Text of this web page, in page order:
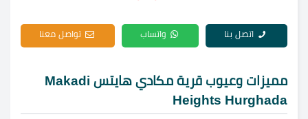
اتصل بنا واتساب تواصل معنا
مميزات وعيوب قرية مكادي هايتس Makadi
Heights Hurghada